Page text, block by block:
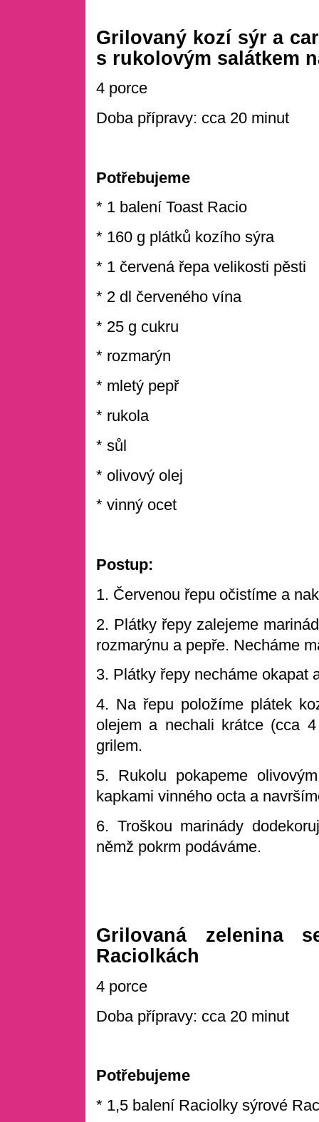
Grilovaný kozí sýr a
s rukolovým salátkem
4 porce
Doba přípravy: cca 20 minut
Potřebujeme
* 1 balení Toast Racio
* 160 g plátků kozího sýra
* 1 červená řepa velikosti pěsti
* 2 dl červeného vína
* 25 g cukru
* rozmarýn
* mletý pepř
* rukola
* sůl
* olivový olej
* vinný ocet
Postup:
1. Červenou řepu očistíme a
2. Plátky řepy zalejeme
rozmarýnu a pepře. Necháme
3. Plátky řepy necháme okapat
4. Na řepu položíme plátek
olejem a nechali krátce (cca
grilem.
5. Rukolu pokapeme
kapkami vinného octa a
6. Troškou marinády
němž pokrm podáváme.
Grilovaná zelenina
Raciolkách
4 porce
Doba přípravy: cca 20 minut
Potřebujeme
* 1,5 balení Raciolky sýrové